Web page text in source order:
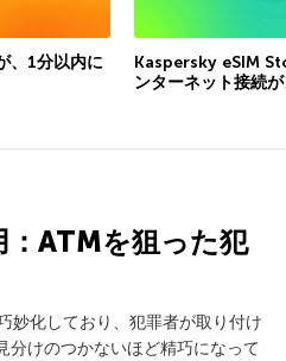
、1分以内に
Kaspersky eSIM
ンターネット接続
：ATMを狙った犯
妙化しており、犯罪者が取り付け
分けのつかないほど精巧になって